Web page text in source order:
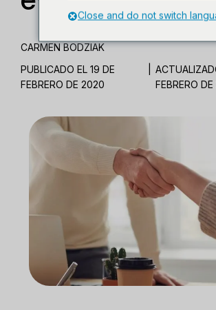
CARMEN BODZIAK
PUBLICADO EL 19 DE
FEBRERO DE 2020
FEBRERO
Close and do not switch